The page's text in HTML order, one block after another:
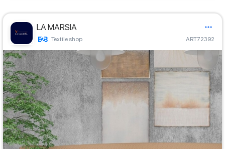
LA MARSIA
Textile shop ART72392